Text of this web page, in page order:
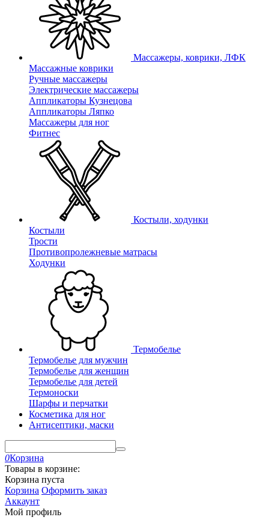
Массажеры, коврики, ЛФК
Массажные коврики
Ручные массажеры
Электрические массажеры
Аппликаторы Кузнецова
Аппликаторы Ляпко
Массажеры для ног
Фитнес
Костыли, ходунки
Костыли
Трости
Противопролежневые матрасы
Ходунки
Термобелье
Термобелье для мужчин
Термобелье для женщин
Термобелье для детей
Термоноски
Шарфы и перчатки
Косметика для ног
Антисептики, маски
0Корзина
Товары в корзине:
Корзина пуста
Корзина Оформить заказ
Аккаунт
Мой профиль